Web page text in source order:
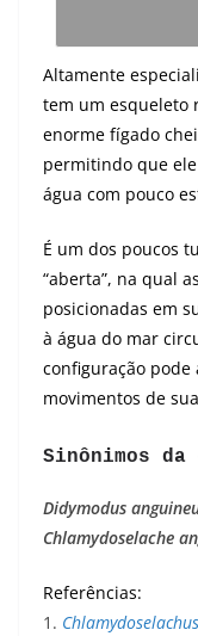
Altamente
tem um esqueleto
enorme fígado
permitindo que
água com pouco
É um dos poucos
“aberta”, na qual
posicionadas em
à água do mar
configuração
movimentos de
Sinônimos da
Didymodus
Chlamydoselache
Referências:
1.